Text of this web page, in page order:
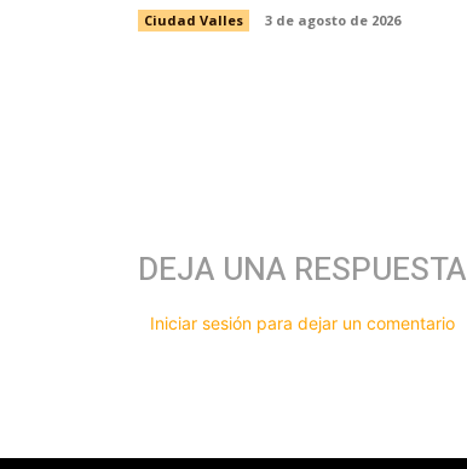
Ciudad Valles 3 de agosto de 2026
DEJA UNA RESPUESTA
Iniciar sesión para dejar un comentario